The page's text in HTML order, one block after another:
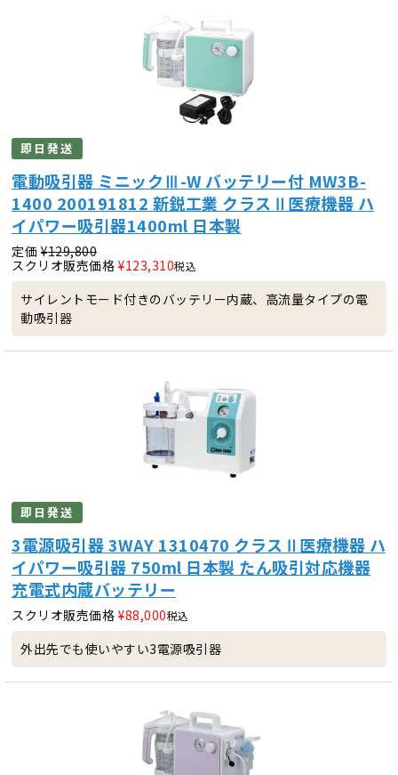
即日発送
電動吸引器 ミニックⅢ-W バッテリー付 MW3B-
1400 200191812 新鋭工業 クラスⅡ医療機器 ハ
イパワー吸引器1400ml 日本製
定価 ¥129,800
スクリオ販売価格 ¥123,310税込
サイレントモード付きのバッテリー内蔵、高流量タイプの電
動吸引器
即日発送
3電源吸引器 3WAY 1310470 クラスⅡ医療機器 ハ
イパワー吸引器 750ml 日本製 たん吸引対応機器
充電式内蔵バッテリー
スクリオ販売価格 ¥88,000税込
外出先でも使いやすい3電源吸引器